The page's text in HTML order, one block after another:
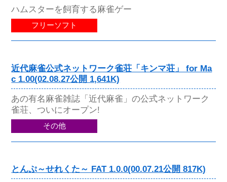
ハムスターを飼育する麻雀ゲー
フリーソフト
近代麻雀公式ネットワーク雀荘「キンマ荘」 for Ma
c 1.00(02.08.27公開 1,641K)
あの有名麻雀雑誌「近代麻雀」の公式ネットワーク
雀荘、ついにオープン!
その他
とんぷ～せれくた～ FAT 1.0.0(00.07.21公開 817K)